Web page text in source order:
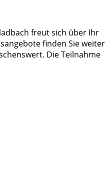
freut sich über Ihr
finden Sie weiter
Die Teilnahme